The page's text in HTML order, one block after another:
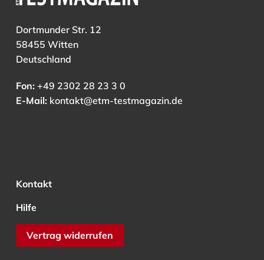
Dortmunder Str. 12
58455 Witten
Deutschland
Fon:+49 2302 28 23 3 0
E-Mail: kontakt@etm-testmagazin.de
Kontakt
Hilfe
Vertrag widerrufen